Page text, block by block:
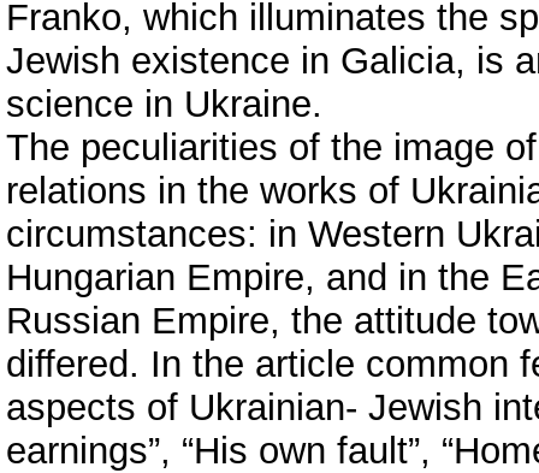
Franko, which illuminates the
Jewish existence in Galicia, is
science in Ukraine.
The peculiarities of the image
relations in the works of
circumstances: in Western
Hungarian Empire, and in the
Russian Empire, the attitude
differed. In the article common
aspects of Ukrainian- Jewish
earnings”, “His own fault”,